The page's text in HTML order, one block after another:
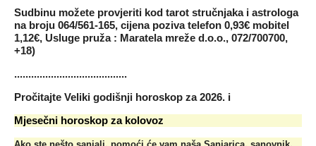
Sudbinu možete provjeriti kod tarot stručnjaka i astrologa
na broju 064/561-165, cijena poziva telefon 0,93€ mobitel
1,12€, Usluge pruža : Maratela mreže d.o.o., 072/700700,
+18)
........................................
Pročitajte Veliki godišnji horoskop za 2026. i
Mjesečni horoskop za kolovoz